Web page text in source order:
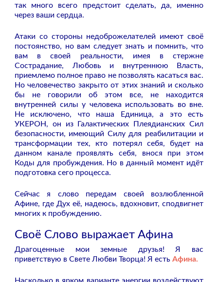
так много всего предстоит сделать, да, именно
через ваши сердца.
Атаки со стороны недоброжелателей имеют своё
постоянство, но вам следует знать и помнить, что
вам в своей реальности, имея в стержне
Сострадание, Любовь и внутреннюю Власть,
приемлемо полное право не позволять касаться вас.
Но человечество закрыто от этих знаний и сколько
бы не говорили об этом все, не находится
внутренней силы у человека использовать во вне.
Не исключено, что наша Единица, а это есть
УКЕРОН, он из Галактических Плеядианских Сил
безопасности, имеющий Силу для реабилитации и
трансформации тех, кто потерял себя, будет на
данном канале проявлять себя, внося при этом
Коды для пробуждения. Но в данный момент идёт
подготовка сего процесса.
Сейчас я слово передам своей возлюбленной
Афине, где Дух её, надеюсь, вдохновит, сподвигнет
многих к пробуждению.
Своё Слово выражает Афина
Драгоценные мои земные друзья! Я вас
приветствую в Свете Любви Творца! Я есть Афина.
Насколько в ярком варианте энергии воздействуют